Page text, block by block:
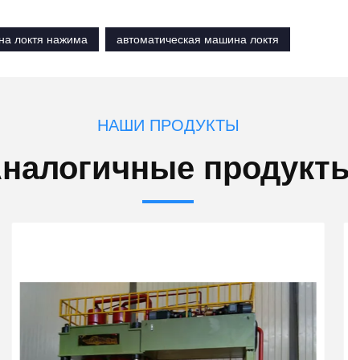
локтя нажима автоматическая машина локтя
НАШИ ПРОДУКТЫ